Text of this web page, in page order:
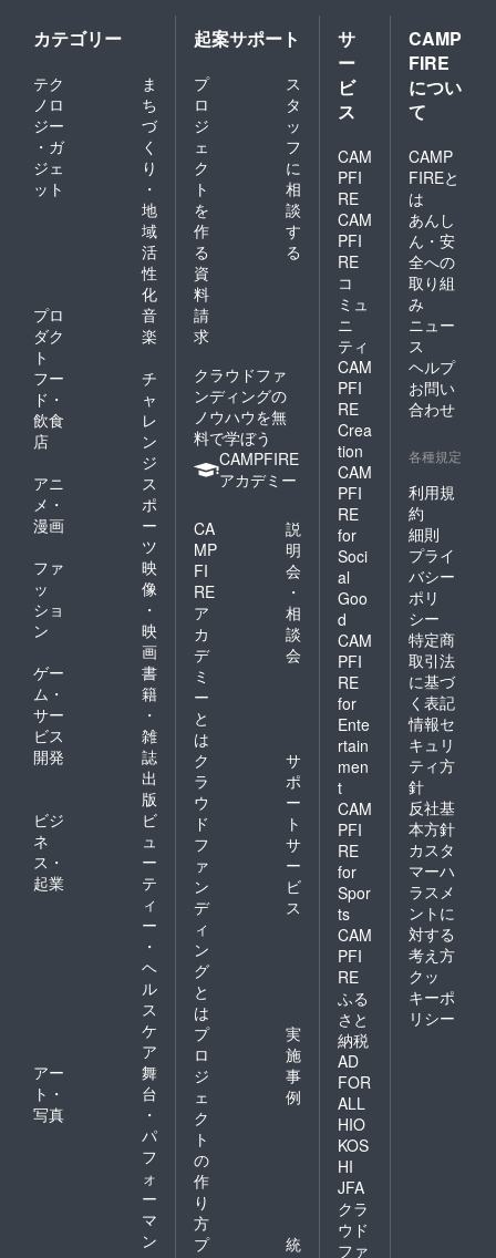
ために
オリジ
ナルプ
リント
を制作
し、額
装して
しま
す。
（四つ
切りも
しくは
半切り
サイズ
お好み
のサイ
ズ。送
料着払
い） ・
四つ切
りサイ
ズ：
未額装
ズ） ・
半切り
サイ
ズ：
432×35
6mm（
未額装
サイ
ズ）
のご支
援を賜
りた
く、既
存の写
真集に
含まれ
かった
全国の
遊廓地
帯の写
真を、
さらに
20点ほ
ど追補
した特
別版と
し、加
えてク
ラウド
ファン
ディン
グ限定
して半
円で当
写真集
を入手
できる
リター
ンとし
まし
た。ま
だお持
ちでな
い方に
はこの
に、是
非ご購
入頂き
たいと
思いま
す。 ※
仕様：
30セン
チ角、
386ペー
ジ+20
ページ
（特別
版）、
デジタ
ルオフ
セット
カテゴリー
テク
ノロ
ジー
・ガ
ジェ
ット
ま
ち
づ
く
り
・
地
域
活
性
化
プロ
ダク
ト
音
楽
フー
ド・
飲食
店
チ
ャ
レ
ン
ジ
アニ
メ・
漫画
ス
ポ
ー
ツ
ファ
ッ
ショ
ン
映
像
・
映
画
ゲー
ム・
サー
ビス
開発
書
籍
・
雑
誌
出
版
ビジ
ネ
ス・
起業
ビ
ュ
ー
テ
ィ
ー
・
ヘ
ル
ス
ケ
ア
アー
ト・
写真
舞
台
・
パ
フ
ォ
ー
マ
ン
起案サポート
プ
ロ
ジ
ェ
ク
ト
を
作
る
ス
タ
ッ
フ
に
相
談
す
る
資
料
請
求
クラウドファ
ンディングの
ノウハウを無
料で学ぼう
CAMPFIRE
アカデミー
CA
MP
FI
RE
ア
カ
デ
ミ
ー
と
は
説
明
会
・
相
談
会
ク
ラ
ウ
ド
フ
ァ
ン
デ
ィ
ン
グ
と
は
サ
ポ
ー
ト
サ
ー
ビ
ス
プ
ロ
ジ
ェ
ク
ト
の
作
り
方
実
施
事
例
プ
統
サ
ー
ビ
ス
CAM
PFI
RE
CAM
PFI
RE
コ
ミュ
ニ
ティ
CAM
PFI
RE
Crea
tion
CAM
PFI
RE
for
Soci
al
Goo
d
CAM
PFI
RE
for
Ente
rtain
men
t
CAM
PFI
RE
for
Spor
ts
CAM
PFI
RE
ふる
さと
納税
AD
FOR
ALL
HIO
KOS
HI
JFA
クラ
ウド
ファ
CAMP
FIRE
につい
て
CAMP
FIREと
は
あんし
ん・安
全への
取り組
み
ニュー
ス
ヘルプ
お問い
合わせ
各種規定
利用規
約
細則
プライ
バシー
ポリ
シー
特定商
取引法
に基づ
く表記
情報セ
キュリ
ティ方
針
反社基
本方針
カスタ
マーハ
ラスメ
ントに
対する
考え方
クッ
キーポ
リシー